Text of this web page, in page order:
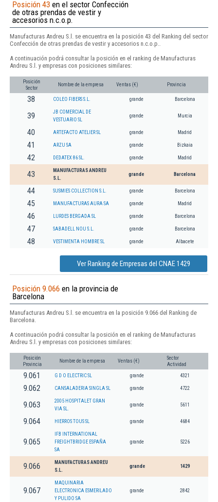
Posición 43 en el sector Confección
de otras prendas de vestir y
accesorios n.c.o.p.
Manufacturas Andreu S.l. se encuentra en la posición 43 del Ranking del sector
Confección de otras prendas de vestir y accesorios n.c.o.p..
A continuación podrá consultar la posición en el ranking de Manufacturas
Andreu S.l. y empresas con posiciones similares:
Posición
Sector
Nombre de la empresa Ventas (€) Provincia
38 COLEO FIBERS S.L. grande Barcelona
39
JB COMERCIAL DE
VESTUARIO SL
grande Murcia
40 ARTEFACTO ATELIER SL grande Madrid
41 ARZU SA grande Bizkaia
42 DEDATEX 86 SL. grande Madrid
43
MANUFACTURAS ANDREU
S.L.
grande Barcelona
44 SUSMIES COLLECTION S.L. grande Barcelona
45 MANUFACTURAS AURA SA grande Madrid
46 LURDES BERGADA SL grande Barcelona
47 SABADELL NOU S.L. grande Barcelona
48 VESTIMENTA HOMBRE SL grande Albacete
Ver Ranking de Empresas del CNAE 1429
Posición 9.066 en la provincia de
Barcelona
Manufacturas Andreu S.l. se encuentra en la posición 9.066 del Ranking de
Barcelona.
A continuación podrá consultar la posición en el ranking de Manufacturas
Andreu S.l. y empresas con posiciones similares:
Posición
Provincia
Nombre de la empresa Ventas (€)
Sector
Actividad
9.061 G D O ELECTRIC SL grande 4321
9.062 CANSALADERIA SINGLA SL grande 4722
9.063
2005 HOSPITALET GRAN
VIA SL.
grande 5611
9.064 HIERROS TOUS SL grande 4684
9.065
IFB INTERNATIONAL
FREIGHTBRIDGE ESPAÑA
SA
grande 5226
9.066
MANUFACTURAS ANDREU
S.L.
grande 1429
9.067
MAQUINARIA
ELECTRONICA ESMERILADO
Y PULIDO SA
grande 2842